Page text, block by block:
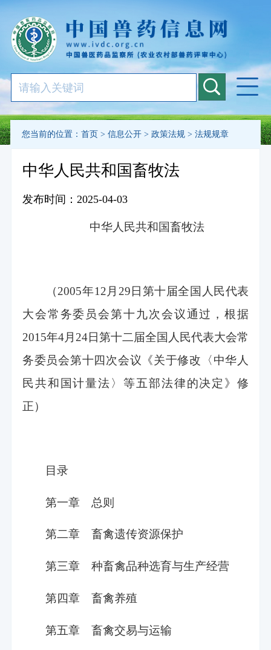
您当前的位置： 首页> 信息公开> 政策法规> 法规规章
中华人民共和国畜牧法
发布时间：2025-04-03
中华人民共和国畜牧法
（2005年12月29日第十届全国人民代表
大会常务委员会第十九次会议通过，根据
2015年4月24日第十二届全国人民代表大会常
务委员会第十四次会议《关于修改〈中华人
民共和国计量法〉等五部法律的决定》修
正）
目录
第一章 总则
第二章 畜禽遗传资源保护
第三章 种畜禽品种选育与生产经营
第四章 畜禽养殖
第五章 畜禽交易与运输